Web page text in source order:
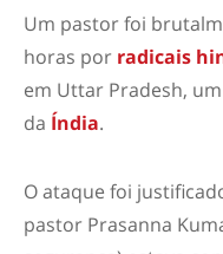
Um pastor foi
horas por radicais
em Uttar Pradesh,
da Índia.
O ataque foi
pastor Prasanna